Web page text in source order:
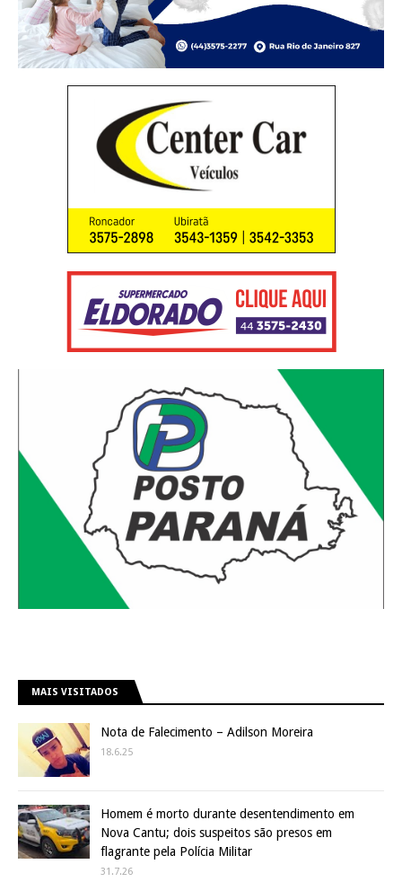
MAIS VISITADOS
Nota de Falecimento – Adilson Moreira
18.6.25
Homem é morto durante desentendimento em
Nova Cantu; dois suspeitos são presos em
flagrante pela Polícia Militar
31.7.26